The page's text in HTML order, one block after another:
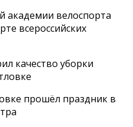
академии велоспорта
всероссийских
качество уборки
прошёл праздник в